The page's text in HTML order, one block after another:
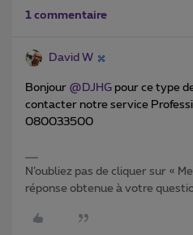
1 commentaire
David W
Bonjour @DJHG pour ce type
contacter notre service
080033500
N’oubliez pas de cliquer sur «
réponse obtenue à votre